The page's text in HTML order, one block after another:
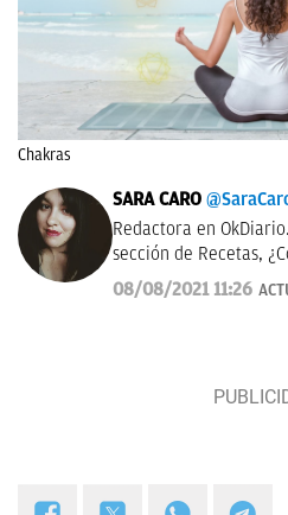
Chakras
SARA CARO
Redactora en
sección de Recetas,
Topic, Consumo y
08/08/2021 11:26